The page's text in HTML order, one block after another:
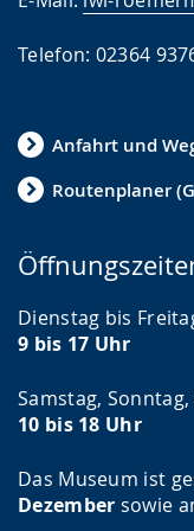
Telefon: 02364
Anfahrt und
Routenplaner
Dienstag bis
9 bis 17 Uhr
Samstag,
10 bis 18 Uhr
Das Museum ist
Dezember sowie